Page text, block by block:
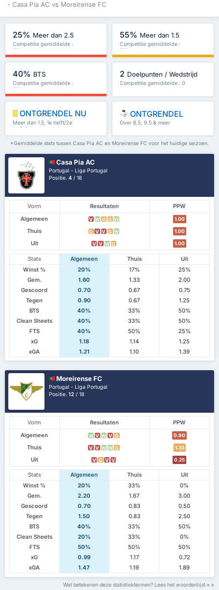
- Casa Pia AC vs Moreirense FC
25% Meer dan 2.5
Competitie gemiddelde :
0%
55% Meer dan 1.5
Competitie gemiddelde :
0%
40% BTS
Competitie gemiddelde :
0%
2 Doelpunten / Wedstrijd
Competitie gemiddelde : 0
ONTGRENDEL NU
Meer dan 1.5, 1e helft/2e
helft & meer
ONTGRENDEL
Over 8.5, 9.5 & meer
*Gemiddelde stats tussen Casa Pia AC en Moreirense FC voor het huidige seizoen.
Casa Pia AC
Portugal - Liga Portugal
Positie.4 / 18
Vorm Resultaten
PPW
Algemeen
V W G G W 1.00
Thuis G V V G W 1.00
Uit V V W G 1.00
Stats Algemeen Thuis
Uit
Winst %
20% 17%
25%
Gem.
1.60 1.33
2.00
Gescoord
0.70 0.67
0.75
Tegen
0.90 0.67
1.25
BTS
40% 33%
50%
Clean Sheets
40% 33%
50%
FTS
40% 50%
25%
xG
1.18 1.14
1.25
xGA
1.21 1.10 1.39
Moreirense FC
Portugal - Liga Portugal
Positie.12 / 18
Vorm Resultaten
PPW
Algemeen
W V W V G 0.90
Thuis V V W W G 1.33
Uit V G V V 0.25
Stats Algemeen Thuis
Uit
Winst %
20% 33%
0%
Gem.
2.20 1.67
3.00
Gescoord
0.70 0.83
0.50
Tegen
1.50 0.83
2.50
BTS
40% 33%
50%
Clean Sheets
20% 33%
0%
FTS
50% 50%
50%
xG
0.99 1.17
0.72
xGA
1.47 1.19 1.89
Wat betekenen deze statistiektermen? Lees het woordenlijst